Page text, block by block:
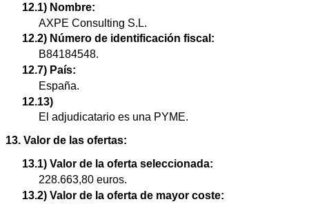
12.1) Nombre:
AXPE Consulting S.L.
12.2) Número de identificación fiscal:
B84184548.
12.7) País:
España.
12.13)
El adjudicatario es una PYME.
13. Valor de las ofertas:
13.1) Valor de la oferta seleccionada:
228.663,80 euros.
13.2) Valor de la oferta de mayor coste: